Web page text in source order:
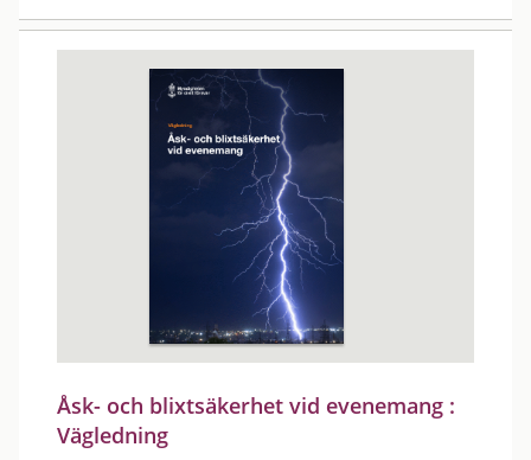
Åsk- och blixtsäkerhet vid evenemang :
Vägledning